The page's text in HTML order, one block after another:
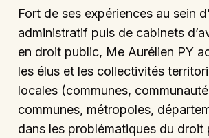
Fort de ses expériences au sein
administratif puis de cabinets
en droit public, Me Aurélien PY
les élus et les collectivités
locales (communes,
communes, métropoles,
dans les problématiques du